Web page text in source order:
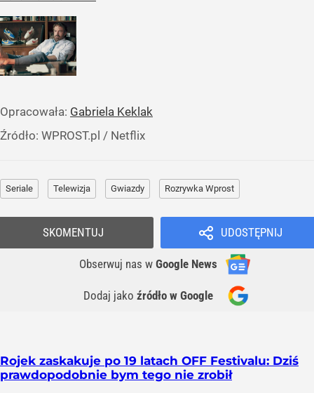
Opracowała: Gabriela Keklak
Źródło: WPROST.pl / Netflix
Seriale Telewizja Gwiazdy Rozrywka Wprost
UDOSTĘPNIJ
Obserwuj nas w Google News
Dodaj jako źródło w Google
SKOMENTUJ
Rojek zaskakuje po 19 latach OFF Festivalu: Dziś
prawdopodobnie bym tego nie zrobił